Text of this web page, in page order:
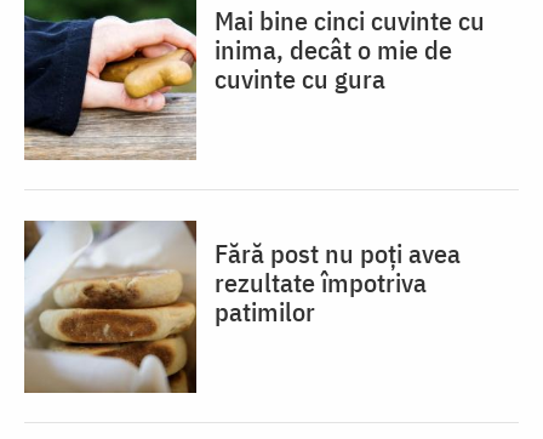
Mai bine cinci cuvinte cu
inima, decât o mie de
cuvinte cu gura
Fără post nu poți avea
rezultate împotriva
patimilor